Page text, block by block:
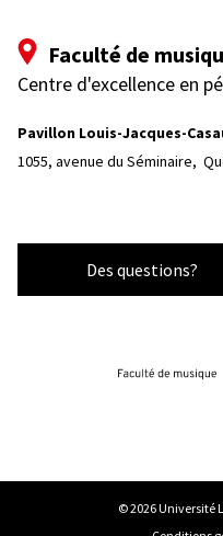
Faculté de
Centre d'excellence en
Pavillon Louis-Jacques-
1055, avenue du Séminaire,
Des questions?
© 2026 Université